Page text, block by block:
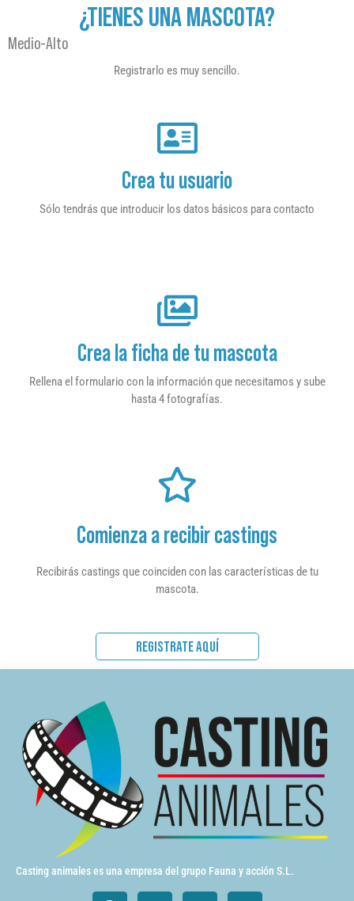
¿TIENES UNA MASCOTA?
Medio-Alto
Registrarlo es muy sencillo.
Crea tu usuario
Sólo tendrás que introducir los datos básicos para contacto
Crea la ficha de tu mascota
Rellena el formulario con la información que necesitamos y sube
hasta 4 fotografías.
Comienza a recibir castings
Recibirás castings que coinciden con las características de tu
mascota.
REGISTRATE AQUÍ
Casting animales es una empresa del grupo Fauna y acción S.L.